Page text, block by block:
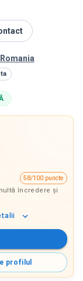
58/100 puncte
încredere și
profilul